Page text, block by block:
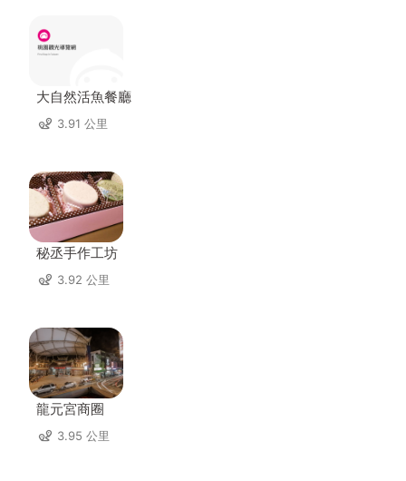
大自然活魚餐廳
3.91 公里
秘丞手作工坊
3.92 公里
龍元宮商圈
3.95 公里